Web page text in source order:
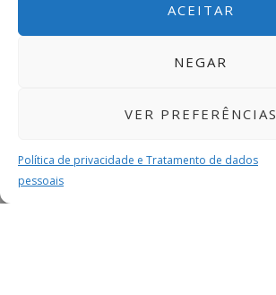
ACEITAR
NEGAR
VER PREFERÊNCIAS
Política de privacidade e Tratamento de dados
pessoais